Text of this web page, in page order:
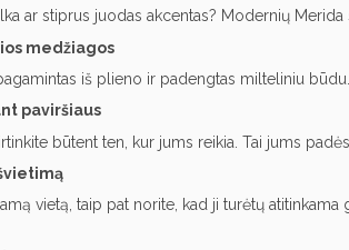
ar stiprus juodas akcentas? Modernių
medžiagos
iš plieno ir padengtas milteliniu
paviršiaus
būtent ten, kur jums reikia. Tai jums
vietą, taip pat norite, kad ji turėtų